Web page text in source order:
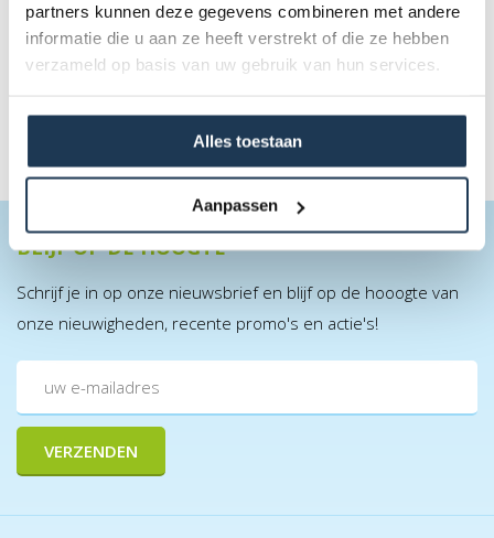
partners kunnen deze gegevens combineren met andere
informatie die u aan ze heeft verstrekt of die ze hebben
verzameld op basis van uw gebruik van hun services.
Alles toestaan
Aanpassen
€ 429,00
BLIJF OP DE HOOGTE
Schrijf je in op onze nieuwsbrief en blijf op de hooogte van
onze nieuwigheden, recente promo's en actie's!